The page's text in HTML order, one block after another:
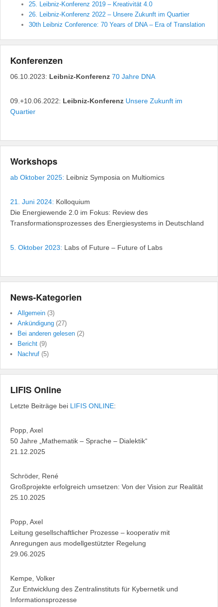
25. Leibniz-Konferenz 2019 – Kreativität 4.0
26. Leibniz-Konferenz 2022 – Unsere Zukunft im Quartier
30th Leibniz Conference: 70 Years of DNA – Era of Translation
Konferenzen
06.10.2023: Leibniz-Konferenz 70 Jahre DNA
09.+10.06.2022: Leibniz-Konferenz Unsere Zukunft im
Quartier
Workshops
ab Oktober 2025: Leibniz Symposia on Multiomics
21. Juni 2024: Kolloquium
Die Energiewende 2.0 im Fokus: Review des
Transformationsprozesses des Energiesystems in Deutschland
5. Oktober 2023: Labs of Future – Future of Labs
News-Kategorien
Allgemein (3)
Ankündigung (27)
Bei anderen gelesen (2)
Bericht (9)
Nachruf (5)
LIFIS Online
Letzte Beiträge bei LIFIS ONLINE:
Popp, Axel
50 Jahre „Mathematik – Sprache – Dialektik“
21.12.2025
Schröder, René
Großprojekte erfolgreich umsetzen: Von der Vision zur Realität
25.10.2025
Popp, Axel
Leitung gesellschaftlicher Prozesse – kooperativ mit
Anregungen aus modellgestützter Regelung
29.06.2025
Kempe, Volker
Zur Entwicklung des Zentralinstituts für Kybernetik und
Informationsprozesse